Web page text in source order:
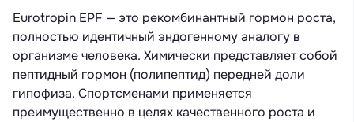
Eurotropin EPF — это рекомбинантный гормон роста,
полностью идентичный эндогенному аналогу в
организме человека. Химически представляет собой
пептидный гормон (полипептид) передней доли
гипофиза. Спортсменами применяется
преимущественно в целях качественного роста и